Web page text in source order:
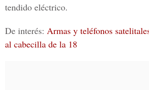
tendido eléctrico.
De interés: Armas y teléfonos
al cabecilla de la 18